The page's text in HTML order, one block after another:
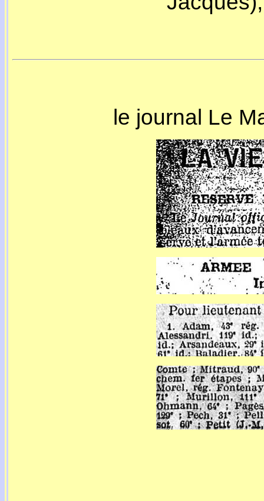
le journal Le